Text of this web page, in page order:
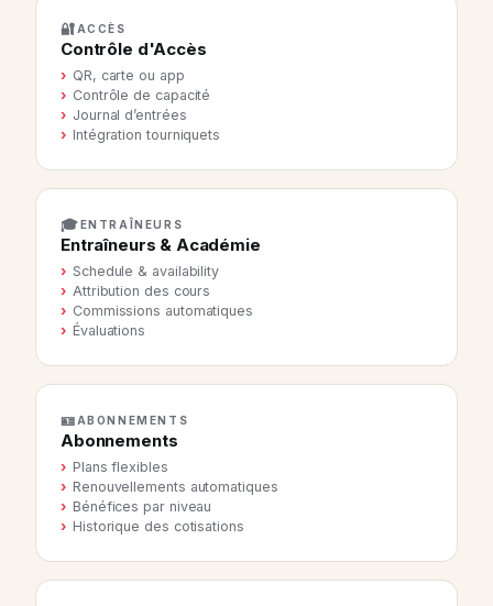
🔐 ACCÈS
Contrôle d'Accès
QR, carte ou app
Contrôle de capacité
Journal d’entrées
Intégration tourniquets
🎓ENTRAÎNEURS
Entraîneurs & Académie
Schedule & availability
Attribution des cours
Commissions automatiques
Évaluations
🪪 ABONNEMENTS
Abonnements
Plans flexibles
Renouvellements automatiques
Bénéfices par niveau
Historique des cotisations